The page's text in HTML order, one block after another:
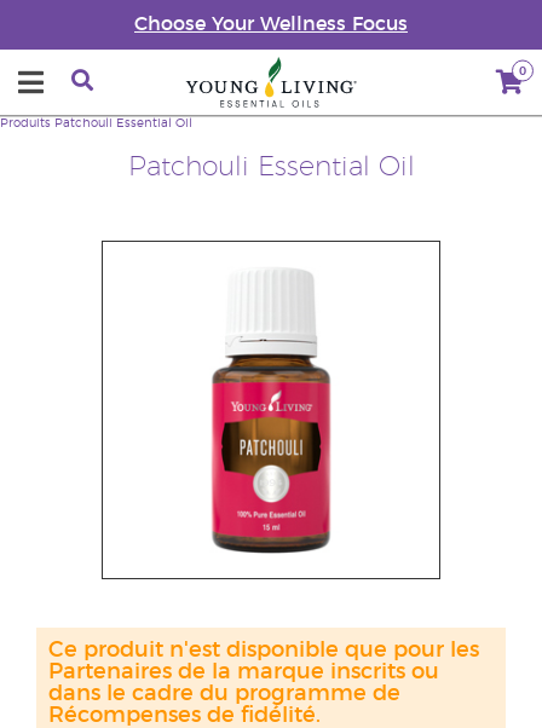
Choose Your Wellness Focus
0
Patchouli Essential Oil
Produits Patchouli Essential Oil
Ce produit n'est disponible que pour les
Partenaires de la marque inscrits ou
dans le cadre du programme de
Récompenses de fidélité.